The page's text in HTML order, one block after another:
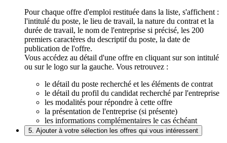
Pour chaque offre d'emploi restituée dans la liste, s'affichent :
l'intitulé du poste, le lieu de travail, la nature du contrat et la
durée de travail, le nom de l'entreprise si précisé, les 200
premiers caractères du descriptif du poste, la date de
publication de l'offre.
Vous accédez au détail d'une offre en cliquant sur son intitulé
ou sur le logo sur la gauche. Vous retrouvez :
le détail du poste recherché et les éléments de contrat
le détail du profil du candidat recherché par l'entreprise
les modalités pour répondre à cette offre
la présentation de l'entreprise (si présente)
les informations complémentaires le cas échéant
5. Ajouter à votre sélection les offres qui vous intéressent